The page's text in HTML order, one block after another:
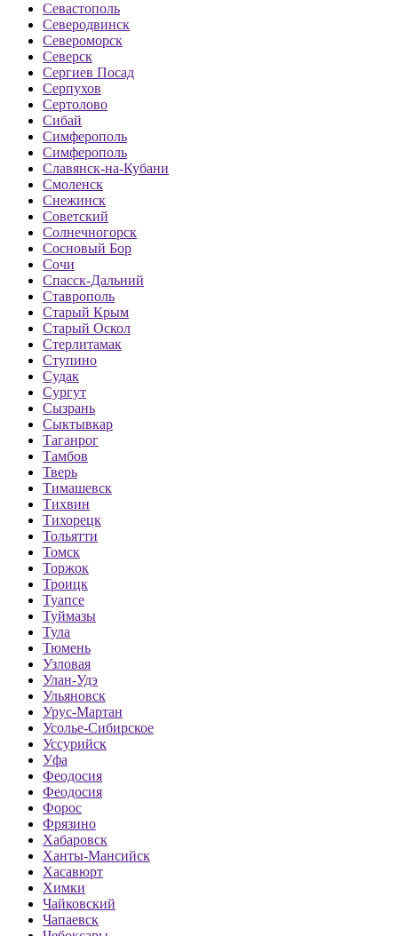
Севастополь
Северодвинск
Североморск
Северск
Сергиев Посад
Серпухов
Сертолово
Сибай
Симферополь
Симферополь
Славянск-на-Кубани
Смоленск
Снежинск
Советский
Солнечногорск
Сосновый Бор
Сочи
Спасск-Дальний
Ставрополь
Старый Крым
Старый Оскол
Стерлитамак
Ступино
Судак
Сургут
Сызрань
Сыктывкар
Таганрог
Тамбов
Тверь
Тимашевск
Тихвин
Тихорецк
Тольятти
Томск
Торжок
Троицк
Туапсе
Туймазы
Тула
Тюмень
Узловая
Улан-Удэ
Ульяновск
Урус-Мартан
Усолье-Сибирское
Уссурийск
Уфа
Феодосия
Феодосия
Форос
Фрязино
Хабаровск
Ханты-Мансийск
Хасавюрт
Химки
Чайковский
Чапаевск